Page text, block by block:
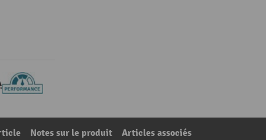
Notes sur le produit Articles associés